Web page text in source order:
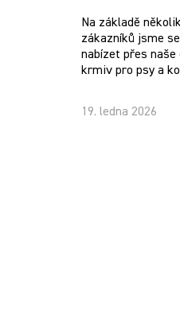
Na základě
zákazníků jsme
nabízet přes
krmiv pro psy a
19. ledna 2026